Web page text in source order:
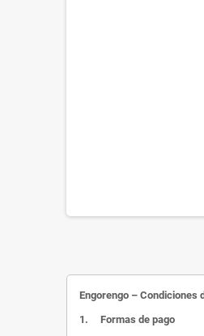
Engorengo – Condiciones
1. Formas de pago